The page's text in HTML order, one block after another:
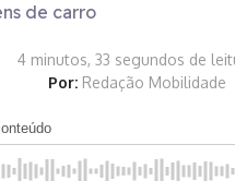
de carro
4 minutos, 33 segundos de
Por: Redação Mobilidade